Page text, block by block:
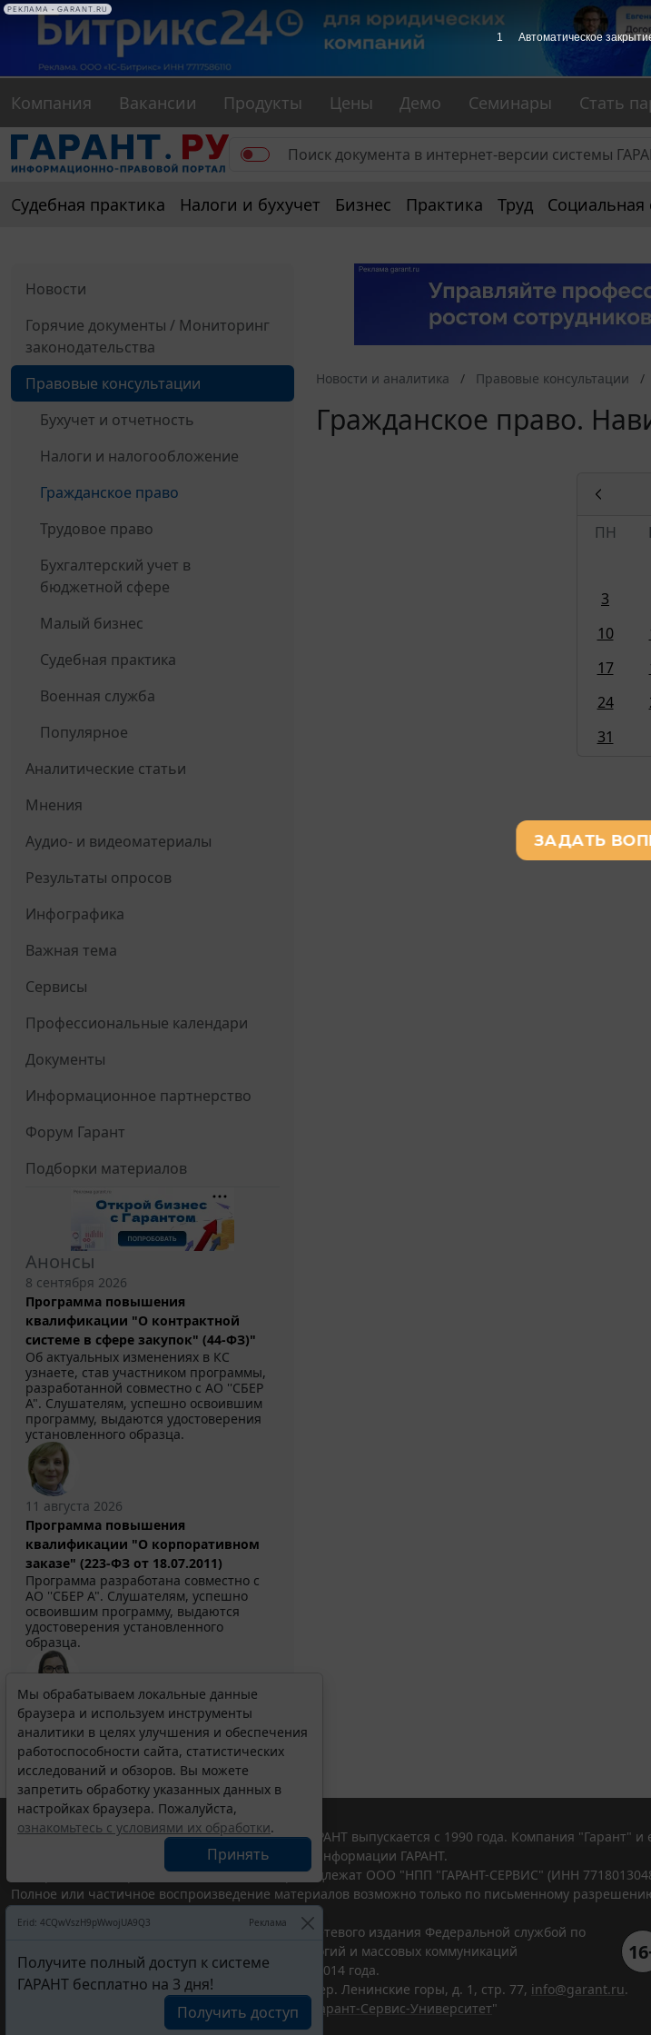
Компания Вакансии Продукты Цены Демо Семинары Стать
Судебная практика Налоги и бухучет Бизнес Практика Труд Социальная
Новости
Горячие документы / Мониторинг
законодательства
Правовые консультации
Бухучет и отчетность
Налоги и налогообложение
Гражданское право
Трудовое право
Бухгалтерский учет в
бюджетной сфере
Малый бизнес
Судебная практика
Военная служба
Популярное
Аналитические статьи
Мнения
Аудио- и видеоматериалы
Результаты опросов
Инфографика
Важная тема
Сервисы
Профессиональные календари
Документы
Информационное партнерство
Форум Гарант
Подборки материалов
Анонсы
8 сентября 2026
Программа повышения
квалификации "О контрактной
системе в сфере закупок" (44-ФЗ)"
Об актуальных изменениях в КС
узнаете, став участником программы,
разработанной совместно с АО ''СБЕР
А". Слушателям, успешно освоившим
программу, выдаются удостоверения
установленного образца.
11 августа 2026
Программа повышения
квалификации "О корпоративном
заказе" (223-ФЗ от 18.07.2011)
Программа разработана совместно с
АО ''СБЕР А". Слушателям, успешно
освоившим программу, выдаются
удостоверения установленного
образца.
Выберите тему программы повышения квалификации
для юристов ...
Новости и аналитика Правовые консультации
Гражданское право.
ПН
3
10
17
24
31
Мы обрабатываем локальные данные
браузера и используем инструменты
аналитики в целях улучшения и обеспечения
работоспособности сайта, статистических
исследований и обзоров. Вы можете
запретить обработку указанных данных в
настройках браузера. Пожалуйста,
ознакомьтесь с условиями их обработки.
Принять
Erid: 4CQwVszH9pWwojUA9Q3 Реклама
Получите полный доступ к системе
ГАРАНТ бесплатно на 3 дня!
Получить доступ
© ООО "НПП "ГАРАНТ-СЕРВИС", 2026. Система ГАРАНТ выпускается с 1990 года. Компания "Гарант" и
участниками Российской ассоциации правовой информации ГАРАНТ.
Все права на материалы сайта ГАРАНТ.РУ принадлежат ООО "НПП "ГАРАНТ-СЕРВИС" (ИНН
Полное или частичное воспроизведение материалов возможно только по письменному
Портал ГАРАНТ.РУ зарегистрирован в качестве сетевого издания Федеральной службой по
надзору в сфере связи,информационных технологий и массовых коммуникаций
(Роскомнадзором), Эл № ФС77-58365 от 18 июня 2014 года.
ООО "НПП "ГАРАНТ-СЕРВИС", 119234, г. Москва, тер. Ленинские горы, д. 1, стр. 77, info@garant.ru.
Разработчик ЭПС Система ГАРАНТ – ООО "НПП "
Гарант-Сервис-Университет"
1 Автоматическое
РЕКЛАМА • GARANT.RU